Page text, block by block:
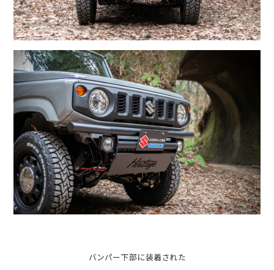
バンパー下部に装着された